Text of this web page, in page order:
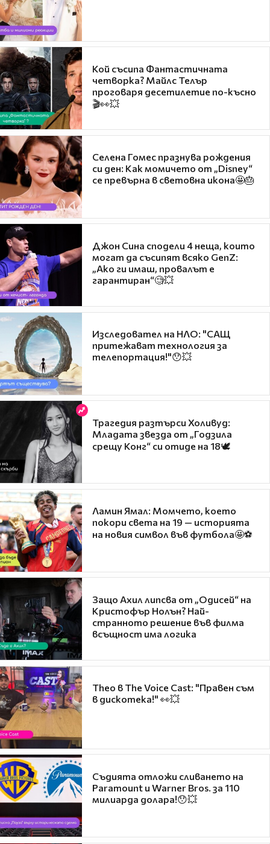
Кой съсипа Фантастичната
четворка? Майлс Телър
проговаря десетилетие по-късно
🎬👀💥
Селена Гомес празнува рождения
си ден: Как момичето от „Disney“
се превърна в световна икона🤩🎂
Джон Сина сподели 4 неща, които
могат да съсипят всяко GenZ:
„Ако ги имаш, провалът е
гарантиран“🧐💥
Изследовател на НЛО: "САЩ
притежават технология за
телепортация!"😯💥
Трагедия разтърси Холивуд:
Младата звезда от „Годзила
срещу Конг“ си отиде на 18🕊️
Ламин Ямал: Момчето, което
покори света на 19 — историята
на новия символ във футбола🤩⚽
Защо Ахил липсва от „Одисей“ на
Кристофър Нолън? Най-
странното решение във филма
всъщност има логика
Theo в The Voice Cast: "Правен съм
в дискотека!" 👀💥
Съдията отложи сливането на
Paramount и Warner Bros. за 110
милиарда долара!😯💥